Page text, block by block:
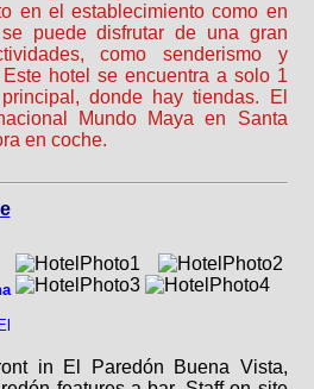
en el establecimiento como en
se puede disfrutar de una gran
como senderismo y
hotel se encuentra a solo 1
donde hay tiendas. El
Mundo Maya en Santa
en coche.
in El Paredón Buena Vista,